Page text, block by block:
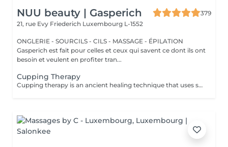
NUU beauty | Gasperich
379
21, rue Evy Friederich Luxembourg L-1552
ONGLERIE - SOURCILS - CILS - MASSAGE - ÉPILATION
Gasperich est fait pour celles et ceux qui savent ce dont ils ont
besoin et veulent en profiter tran...
Cupping Therapy
Cupping therapy is an ancient healing technique that uses special cups to create gentle suction on the skin. This suction promotes blood flow, relieves muscle tension, reduces inflammation, and supports deep relaxation. The treatment can help release toxins, improve circulation, and ease chronic pain or stiffness. *Please note that cupping therapy could just be added to a massage service with includes back massage.